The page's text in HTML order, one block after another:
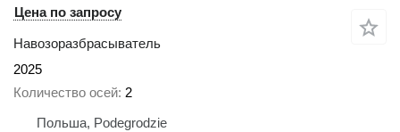
Цена по запросу
Навозоразбрасыватель
2025
Количество осей 2
Польша, Podegrodzie